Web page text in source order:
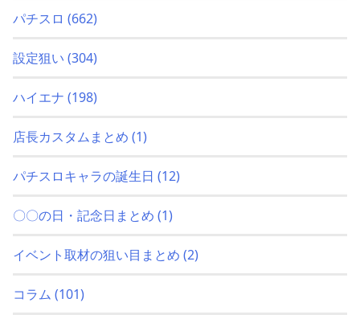
パチスロ (662)
設定狙い (304)
ハイエナ (198)
店長カスタムまとめ (1)
パチスロキャラの誕生日 (12)
〇〇の日・記念日まとめ (1)
イベント取材の狙い目まとめ (2)
コラム (101)